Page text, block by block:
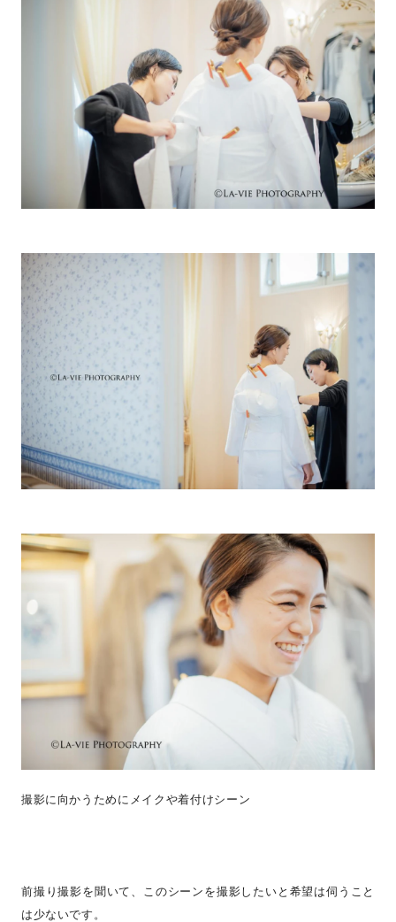
撮影に向かうためにメイクや着付けシーン
前撮り撮影を聞いて、このシーンを撮影したいと希望は伺うこと
は少ないです。